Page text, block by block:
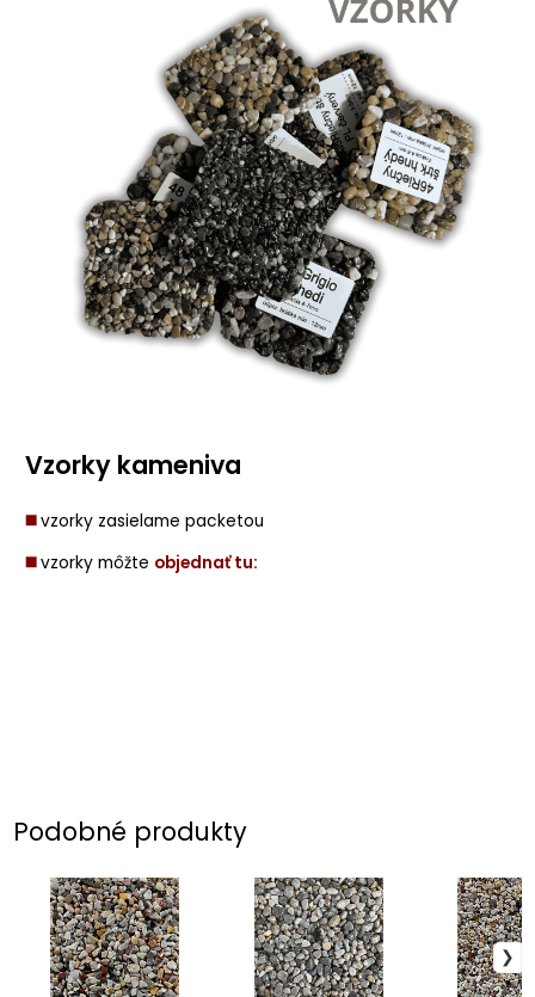
Vzorky kameniva
◼️vzorky zasielame packetou
◼️vzorky môžte objednať tu:
Podobné produkty